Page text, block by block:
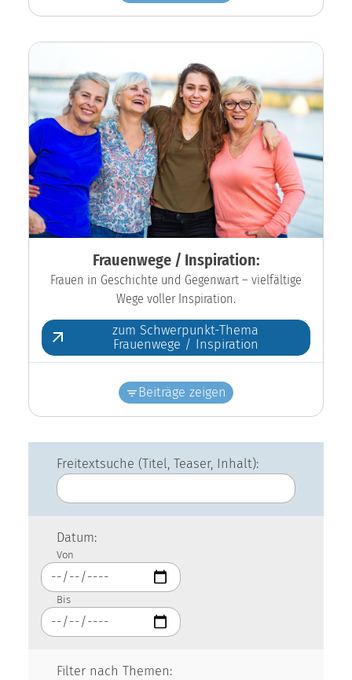
Frauenwege / Inspiration:
Frauen in Geschichte und Gegenwart – vielfältige
Wege voller Inspiration.
zum Schwerpunkt-Thema
Frauenwege / Inspiration
Beiträge zeigen
Freitextsuche (Titel, Teaser, Inhalt):
Datum:
Von
Bis
Filter nach Themen: